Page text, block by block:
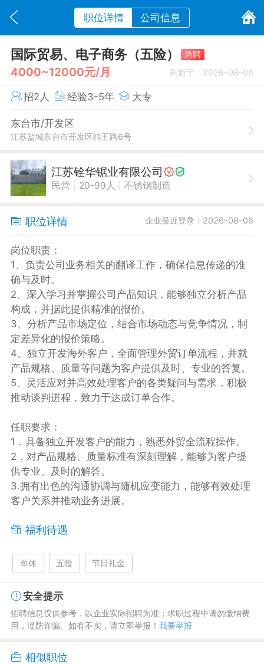
职位详情 公司信息
国际贸易、电子商务（五险） 急聘
4000~12000元/月 刷新于：2026-08-06
招2人 经验3-5年 大专
东台市/开发区
江苏盐城东台市开发区纬五路6号
江苏铨华锯业有限公司
民营 20-99人 不锈钢制造
职位详情 企业最近登录：2026-08-06
岗位职责：
1、负责公司业务相关的翻译工作，确保信息传递的准
确与及时。
2、深入学习并掌握公司产品知识，能够独立分析产品
构成，并据此提供精准的报价。
3、分析产品市场定位，结合市场动态与竞争情况，制
定差异化的报价策略。
4、独立开发海外客户，全面管理外贸订单流程，并就
产品规格、质量等问题为客户提供及时、专业的答复。
5、灵活应对并高效处理客户的各类疑问与需求，积极
推动谈判进程，致力于达成订单合作。
任职要求：
1．具备独立开发客户的能力，熟悉外贸全流程操作。
2．对产品规格、质量标准有深刻理解，能够为客户提
供专业、及时的解答。
3.拥有出色的沟通协调与随机应变能力，能够有效处理
客户关系并推动业务进展。
福利待遇
单休 五险 节日礼金
安全提示
招聘信息仅供参考，以企业实际招聘为准；求职过程中请勿缴纳费
用，谨防诈骗。如有不实，请立即举报！ 我要举报
相似职位